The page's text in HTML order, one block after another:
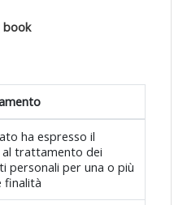
book
ha espresso il
al trattamento dei
personali per una o più
finalità